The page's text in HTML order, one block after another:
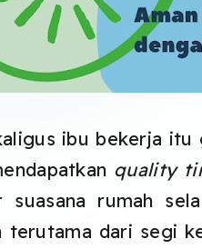
ibu bekerja itu
quality
rumah
terutama dari segi